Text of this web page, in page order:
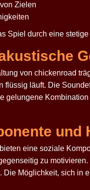
Zielen
Spiel durch eine
von chickenroad
flüssig läuft. Die
gelungene
und
bieten eine soziale
zu
Möglichkeit, sich in